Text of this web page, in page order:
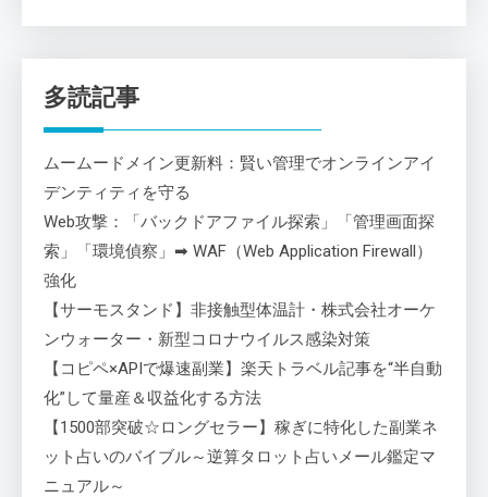
多読記事
ムームードメイン更新料：賢い管理でオンラインアイ
デンティティを守る
Web攻撃：「バックドアファイル探索」「管理画面探
索」「環境偵察」➡ WAF（Web Application Firewall）
強化
【サーモスタンド】非接触型体温計・株式会社オーケ
ンウォーター・新型コロナウイルス感染対策
【コピペ×APIで爆速副業】楽天トラベル記事を“半自動
化”して量産＆収益化する方法
【1500部突破☆ロングセラー】稼ぎに特化した副業ネ
ット占いのバイブル～逆算タロット占いメール鑑定マ
ニュアル～